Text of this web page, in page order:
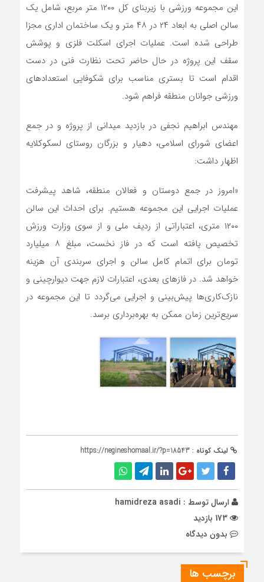
این مجموعه ورزشی با زیربنای کل ۱۲۰۰ متر مربع، شامل یک
سالن اصلی به ابعاد ۲۴ در ۴۸ متر و یک ساختمان اداری مجزا
طراحی شده است. عملیات اجرای اسکلت فلزی و پوشش
سقف این پروژه در حال حاضر تحت نظارت فنی در دست
اقدام است تا بستری مناسب برای شکوفایی استعدادهای
ورزشی جوانان منطقه فراهم شود.
مهندس ابراهیم نجفی در بازدید میدانی از پروژه و در جمع
اعضای شورای اسلامی، دهیار و بزرگان روستای لسکوکلایه
اظهار داشت:
«امروز در جمع دوستان و فعالان منطقه، شاهد پیشرفت
عملیات اجرایی این مجموعه هستیم. برای احداث این سالن
۱۲۰۰ متری، اعتباراتی از ردیف ملی و از سوی وزارت ورزش
تخصیص یافته است که در فاز نخست، مبلغ ۸ میلیارد
تومان برای اتمام کامل سالن و اجرای سربندی آن هزینه
خواهد شد. در فاز‌های بعدی، اعتبارات لازم جهت دیوارچینی و
نازک‌کاری‌ها پیش‌بینی و اجرایی می‌گردد تا این مجموعه در
سریع‌ترین زمان ممکن به بهره‌برداری برسد.
لینک کوتاه : https://negineshomaal.ir/?p=18543
ارسال توسط : hamidreza asadi
بدون دیدگاه
برچسب ها